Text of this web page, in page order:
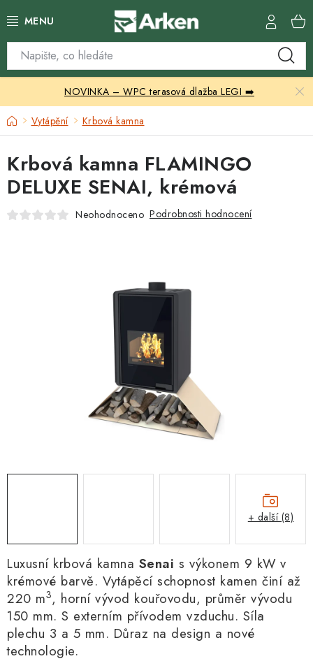
na
Skleníky
Zahradní přístřešky
Zahradní nábytek
Grily a ohniště
NOVINKA – WPC terasová dlažba LEGI ➡️
DomůVytápění Krbová kamna
Luxusní krbová kamna Senai s výkonem 9 kW v
krémové barvě. Vytápěcí schopnost kamen činí až
220 m3, horní vývod kouřovodu, průměr vývodu
150 mm. S externím přívodem vzduchu. Síla
plechu 3 a 5 mm. Důraz na design a nové
technologie.
Krbová kamna FLAMINGO
DELUXE SENAI, krémová
Neohodnoceno Podrobnosti hodnocení
+ další (8)